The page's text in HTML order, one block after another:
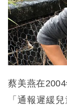
蔡美燕在
「通報遲緩